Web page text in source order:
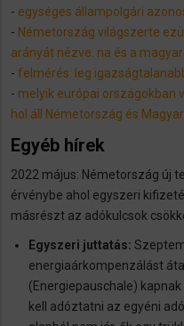
- egységes állampolgári
- Németország világszerte
arányát nézve. na és a
- felmérés: leg
- melyik európai országokban
hol áll Németország és
Egyéb hírek
2022 május: Németország új
érvénybe ahol egyszeri
másrészt az adókulcsok
Egyszeri juttatás:
energiaárkompenzálást
(Energiepauschale)
kell adóztatni az egyéni